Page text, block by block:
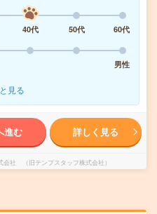
40代 50代
60代
男性
見る
進む 詳しく見る
会社 （旧テンプスタッフ株式会社）